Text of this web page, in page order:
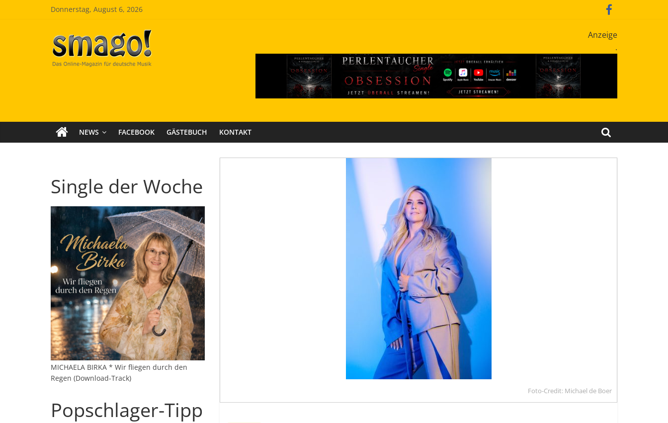
Donnerstag, August 6, 2026
Smago
SchlagerMAGazinOnline
Anzeige
.
NEWS FACEBOOK GÄSTEBUCH KONTAKT
Foto-Credit: Michael de Boer
Single der Woche
MICHAELA BIRKA * Wir fliegen durch den
Regen (Download-Track)
Popschlager-Tipp